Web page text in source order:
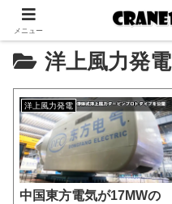
洋上風力発電
洋上風力発電
中国東方電気が17MWの
メニュー